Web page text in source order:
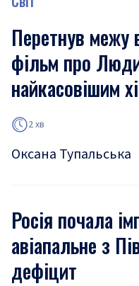
Перетнув межу
фільм про
найкасовішим
2 хв
Оксана Тупальська
Росія почала
авіапальне з
дефіцит